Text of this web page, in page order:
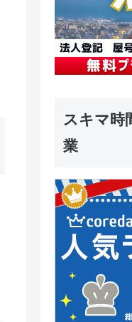
スキマ時
業